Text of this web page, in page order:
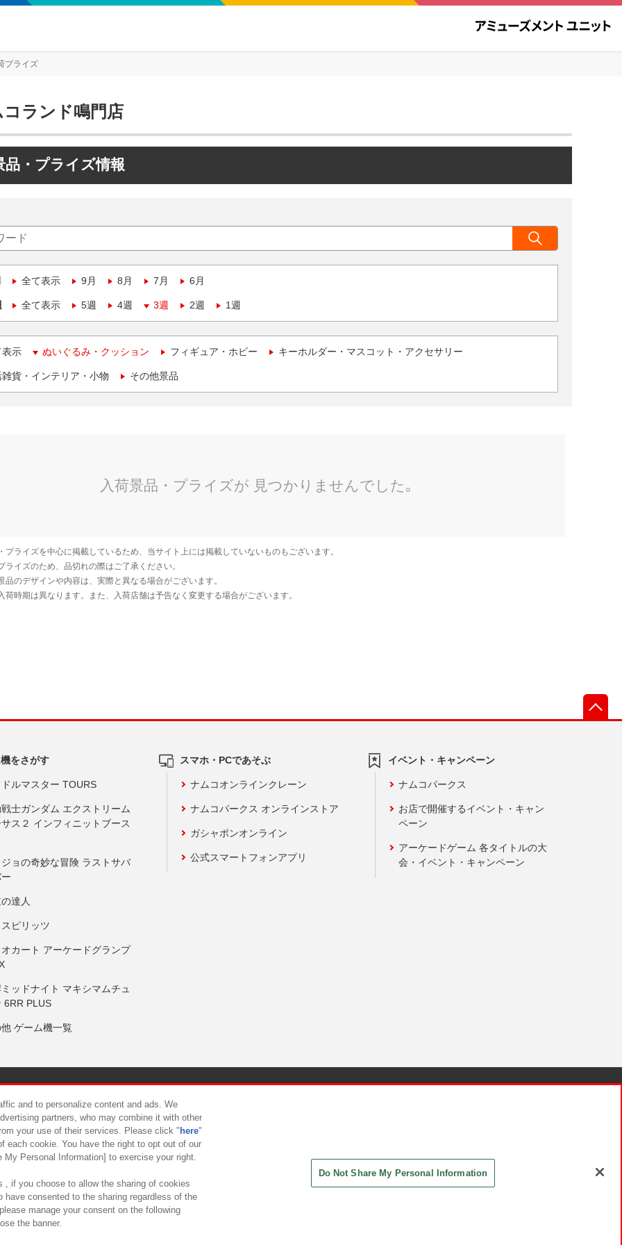
プライズ
ランド鳴門店
品・プライズ情報
全て表示 9月 8月 7月 6月
全て表示 5週 4週 3週 2週 1週
表示 ぬいぐるみ・クッション フィギュア・ホビー キーホルダー・マスコット・アクセサリー
貨・インテリア・小物 その他景品
をさがす
ルマスター TOURS
士ガンダム エクストリーム
ス２ インフィニットブース
ョの奇妙な冒険 ラストサバ
達人
ピリッツ
カート アーケードグランプ
ッドナイト マキシマムチュ
6RR PLUS
ゲーム機一覧
スマホ・PCであそぶ
ナムコオンラインクレーン
ナムコパークス オンラインストア
ガシャポンオンライン
公式スマートフォンアプリ
イベント・キャンペーン
ナムコパークス
お店で開催するイベント・キャン
ペーン
アーケードゲーム 各タイトルの大
会・イベント・キャンペーン
について カスタマーハラスメント対応方針
and to personalize content and ads. We
partners, who may combine it with other
your use of their services. Please click " here"
each cookie. You have the right to opt out of our
Personal Information] to exercise your right.
, if you choose to allow the sharing of cookies
have consented to the sharing regardless of the
manage your consent on the following
the banner.
Do Not Share My Personal Information